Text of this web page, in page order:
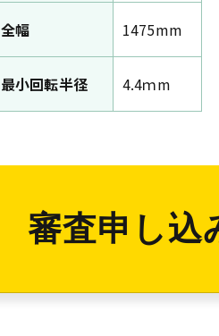
全幅 1475mm
最小回転半径 4.4ｍm
審査申し込